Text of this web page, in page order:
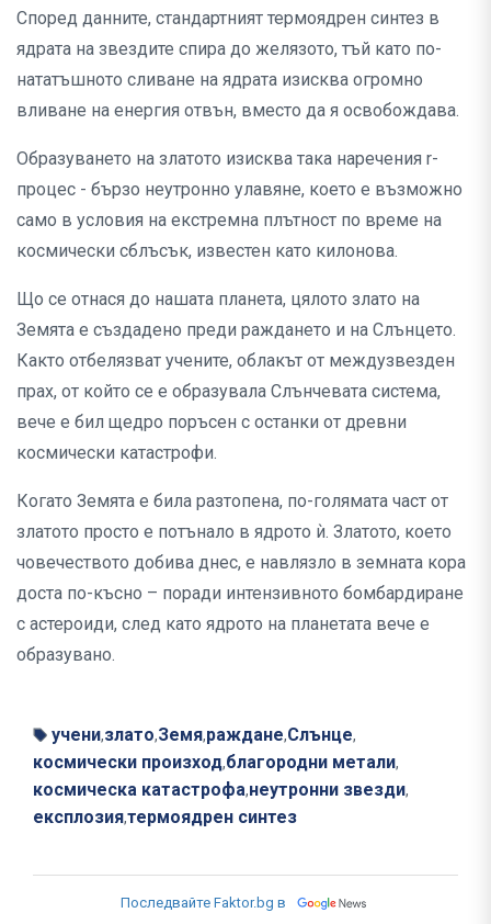
Според данните, стандартният термоядрен синтез в
ядрата на звездите спира до желязото, тъй като по-
нататъшното сливане на ядрата изисква огромно
вливане на енергия отвън, вместо да я освобождава.
Образуването на златото изисква така наречения r-
процес - бързо неутронно улавяне, което е възможно
само в условия на екстремна плътност по време на
космически сблъсък, известен като килонова.
Що се отнася до нашата планета, цялото злато на
Земята е създадено преди раждането и на Слънцето.
Както отбелязват учените, облакът от междузвезден
прах, от който се е образувала Слънчевата система,
вече е бил щедро поръсен с останки от древни
космически катастрофи.
Когато Земята е била разтопена, по-голямата част от
златото просто е потънало в ядрото ѝ. Златото, което
човечеството добива днес, е навлязло в земната кора
доста по-късно – поради интензивното бомбардиране
с астероиди, след като ядрото на планетата вече е
образувано.
учени,злато,Земя,раждане,Слънце,
космически произход,благородни метали,
космическа катастрофа,неутронни звезди,
експлозия,термоядрен синтез
Последвайте Faktor.bg в